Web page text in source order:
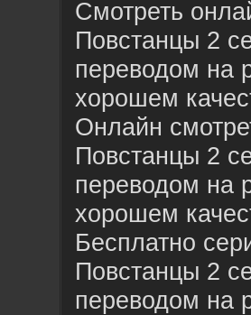
Смотреть
Повстанцы 2
переводом на
хорошем
Онлайн
Повстанцы 2
переводом на
хорошем
Бесплатно
Повстанцы 2
переводом на